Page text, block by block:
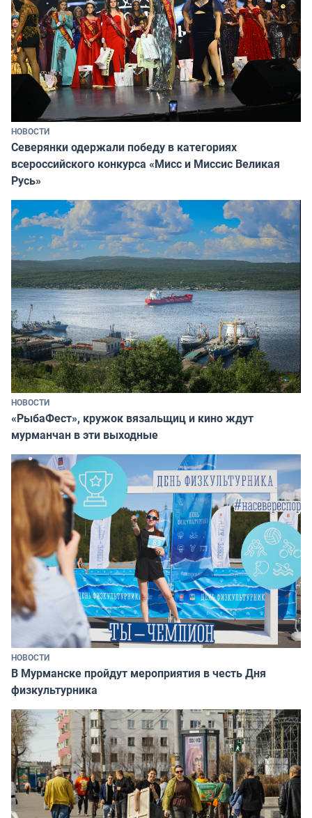
НОВОСТИ
Северянки одержали победу в категориях
всероссийского конкурса «Мисс и Миссис Великая
Русь»
НОВОСТИ
«РыбаФест», кружок вязальщиц и кино ждут
мурманчан в эти выходные
НОВОСТИ
В Мурманске пройдут мероприятия в честь Дня
физкультурника